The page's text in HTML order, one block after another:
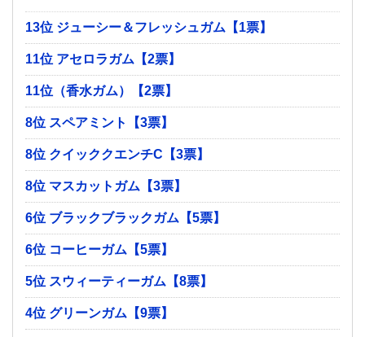
13位 ジューシー＆フレッシュガム【1票】
11位 アセロラガム【2票】
11位（香水ガム）【2票】
8位 スペアミント【3票】
8位 クイッククエンチC【3票】
8位 マスカットガム【3票】
6位 ブラックブラックガム【5票】
6位 コーヒーガム【5票】
5位 スウィーティーガム【8票】
4位 グリーンガム【9票】